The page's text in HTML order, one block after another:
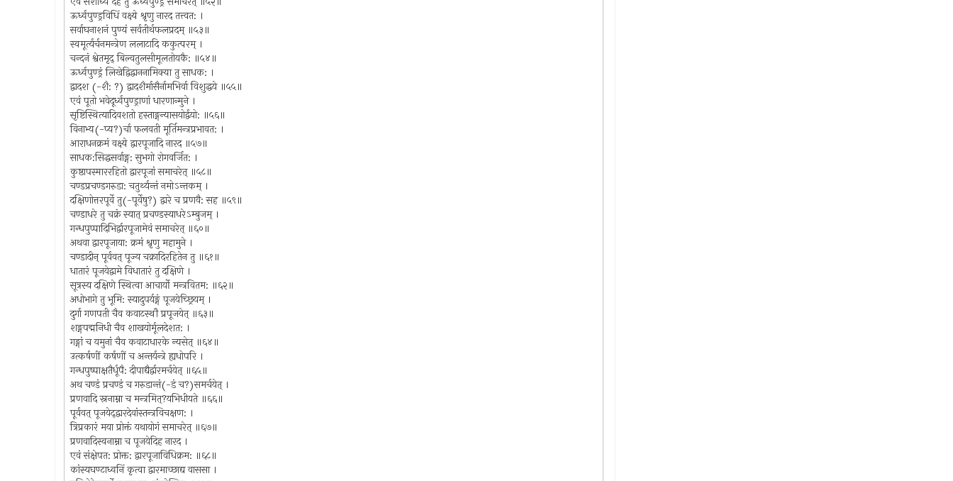
ऊर्ध्वपुण्ड्रविधिं वक्ष्ये श्रृणु नारद तत्त्वत: ।
सर्वाघनाशनं पुण्यं सर्वतीर्थफलप्रदम् ॥५३॥
स्वमूर्त्यर्चनमन्त्रेण ललाटादि ककुत्परम् ।
चन्दनं श्वेतमृद् बिल्वतुलसीमूलतोयकै: ॥५४॥
ऊर्ध्वपुण्ड्रं लिखेद्विद्वाननामिक्या तु साधक: ।
द्वादश (-शै: ?) द्वादशैर्मासैर्नामभिर्वा विशुद्धये ॥५५॥
एवं पूतो भवेदूर्ध्वपुण्ड्राणां धारणान्मुने ।
सृष्टिस्थित्यादिवशतो हस्ताङ्गन्यासयोर्द्वयो: ॥५६॥
विनाभ्य(-प्य?)र्चा फलवती मूर्तिमन्त्रप्रभावत: ।
आराधनक्रमं वक्ष्ये द्वारपूजादि नारद ॥५७॥
साधक:सिद्धसर्वाङ्ग: सुभगो रोगवर्जित: ।
कुष्ठापस्माररहितो द्वारपूजां समाचरेत् ॥५८॥
चण्डप्रचण्डगरुडा: चतुर्थ्यन्तं नमोऽन्तकम् ।
दक्षिणोत्तरपूर्वे तु(-पूर्वेषु?) द्वारे च प्रणवै: सह ॥५९॥
चण्डाधरे तु चक्रं स्यात् प्रचण्डस्याधरेऽम्बुजम् ।
गन्धपुप्पादिभिर्द्वारपूजामेवं समाचरेत् ॥६०॥
अथवा द्वारपूजाया: क्रमं श्रृणु महामुने ।
चण्डादीन् पूर्ववत् पूज्य चक्रादिरहितेन तु ॥६१॥
धातारं पूजयेद्वामे विधातारं तु दक्षिणे ।
सूत्रस्य दक्षिणे स्थित्वा आचार्यो मन्त्रवितम: ॥६२॥
अधोभागे तु भूमि: स्यादुपर्यङ्गं पूजयेच्छ्रियम् ।
दुर्गा गणपती चैव कवाटस्थौ प्रपूजयेत् ॥६३॥
शङ्गपद्मनिधी चैव शाखयोर्मूलदेशत: ।
गङ्गां च यमुनां चैव कवाटाधारके न्यसेत् ॥६४॥
उत्कर्षणीं कर्षणीं च अन्तर्यन्त्रे ह्यधोपरि ।
गन्धपुष्पाक्षतैर्धूपै: दीपाद्यैर्द्वारमर्चयेत् ॥६५॥
अथ चण्डं प्रचण्डं च गरुडान्तं(-डं च?)समर्चयेत् ।
प्रणवादि स्ननाम्ना च मन्त्रमित्?यभिधीयते ॥६६॥
पूर्ववत् पूजयेद्द्वारदेवांस्तन्त्रविचक्षण: ।
त्रिप्रकारं मया प्रोक्तं यथायोगं समाचरेत् ॥६७॥
प्रणवादिस्वनाम्ना च पूजयेदिह नारद ।
एवं संक्षेपत: प्रोक्त: द्वारपूजाविधिक्रम: ॥६८॥
कांस्यघण्टाध्वनिं कृत्वा द्वारमाच्छाद्य वाससा ।